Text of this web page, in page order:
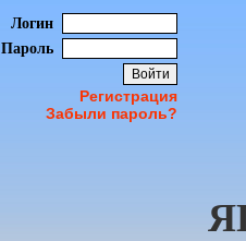
Логин
Пароль
Регистрация
Забыли пароль?